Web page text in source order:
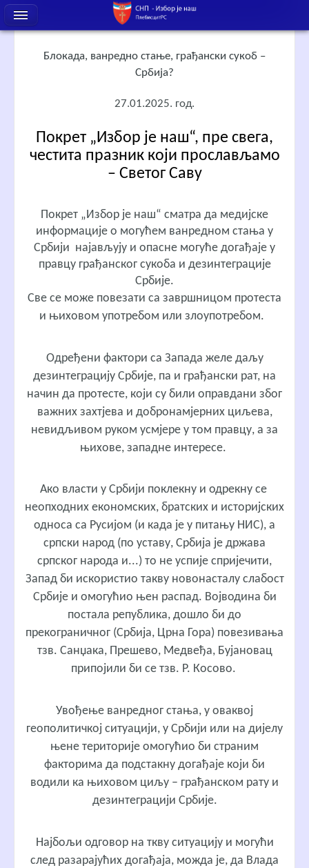
Блокада, ванредно стање, грађански сукоб –
Србија?
27.01.2025. год.
Покрет „Избор је наш“, пре свега,
честита празник који прослављамо
– Светог Саву
Покрет „Избор је наш“ сматра да медијске
информације о могућем ванредном стања у
Србији најављују и опасне могуће догађаје у
правцу грађанског сукоба и дезинтеграције
Србије.
Све се може повезати са завршницом протеста
и њиховом употребом или злоупотребом.
Одређени фактори са Запада желе даљу
дезинтеграцију Србије, па и грађански рат, на
начин да протесте, који су били оправдани због
важних захтјева и добронамјерних циљева,
невидљивом руком усмјере у том правцу, а за
њихове, западне интересе.
Ако власти у Србији поклекну и одрекну се
неопходних економских, братских и историјских
односа са Русијом (и када је у питању НИС), а
српски народ (по уставу, Србија је држава
српског народа и...) то не успије спријечити,
Запад би искористио такву новонасталу слабост
Србије и омогућио њен распад. Војводина би
постала република, дошло би до
прекограничног (Србија, Црна Гора) повезивања
тзв. Санџака, Прешево, Медвеђа, Бујановац
припојили би се тзв. Р. Косово.
Увођење ванредног стања, у оваквој
геополитичкој ситуацији, у Србији или на дијелу
њене територије омогућио би страним
факторима да подстакну догађаје који би
водили ка њиховом циљу – грађанском рату и
дезинтеграцији Србије.
Најбољи одговор на ткву ситуацију и могући
след разарајућих догађаја, можда је, да Влада